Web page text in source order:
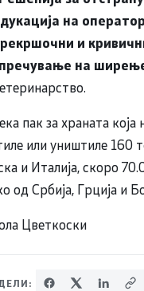
на
и
на
пак за храната
или уништиле 160
и Италија, скоро
од Србија, Грција и
Цветкоски